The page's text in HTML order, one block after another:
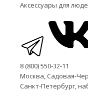
Аксессуары для
8 (800) 550-32-11
Москва, Садовая-
Санкт-Петербург,